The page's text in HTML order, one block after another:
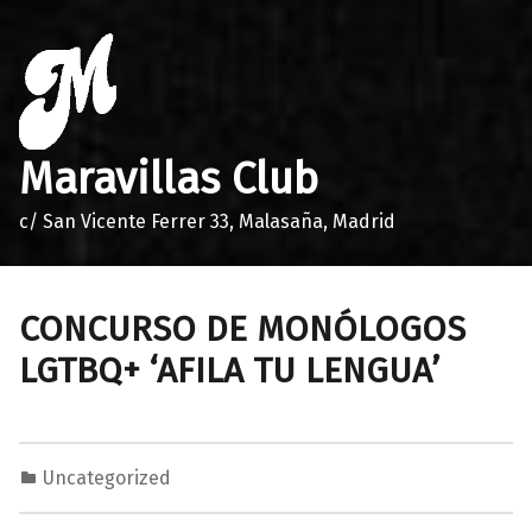
Maravillas Club
c/ San Vicente Ferrer 33, Malasaña, Madrid
CONCURSO DE MONÓLOGOS
LGTBQ+ ‘AFILA TU LENGUA’
1
0
Uncategorized
C